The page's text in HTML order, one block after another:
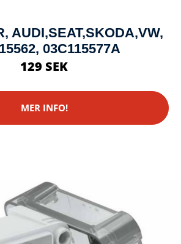
AUDI,SEAT,SKODA,VW,
03C115577A
129 SEK
MER INFO!